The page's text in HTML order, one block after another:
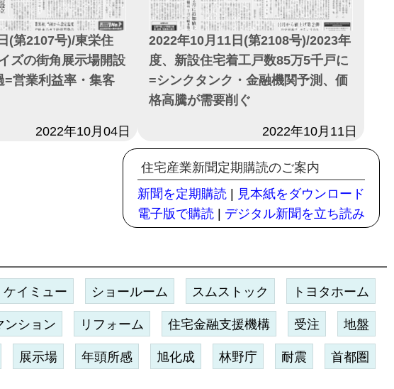
(第2107号)/東栄住
ズの街角展示場開設
=営業利益率・集客
2022年10月04日
2022年10月11日(第2108号)/2023年
度、新設住宅着工戸数85万5千戸に
=シンクタンク・金融機関予測、価
格高騰が需要削ぐ
2022年10月11日
住宅産業新聞定期購読のご案内
新聞を定期購読
見本紙をダウンロード
電子版で購読
デジタル新聞を立ち読み
ケイミュー ショールーム スムストック トヨタホーム
ンション リフォーム 住宅金融支援機構 受注 地盤
展示場 年頭所感 旭化成 林野庁 耐震 首都圏